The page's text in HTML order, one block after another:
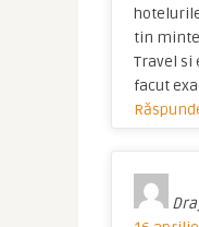
tin
Travel si
facut